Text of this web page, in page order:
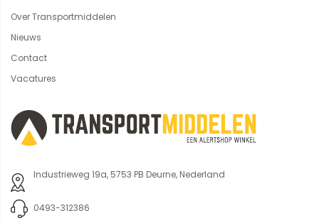
Over Transportmiddelen
Nieuws
Contact
Vacatures
Industrieweg 19a, 5753 PB Deurne, Nederland
0493-312386